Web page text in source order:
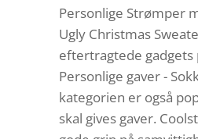
Personlige Strømper
Ugly Christmas
eftertragtede gadgets
Personlige gaver -
kategorien er også
skal gives gaver.